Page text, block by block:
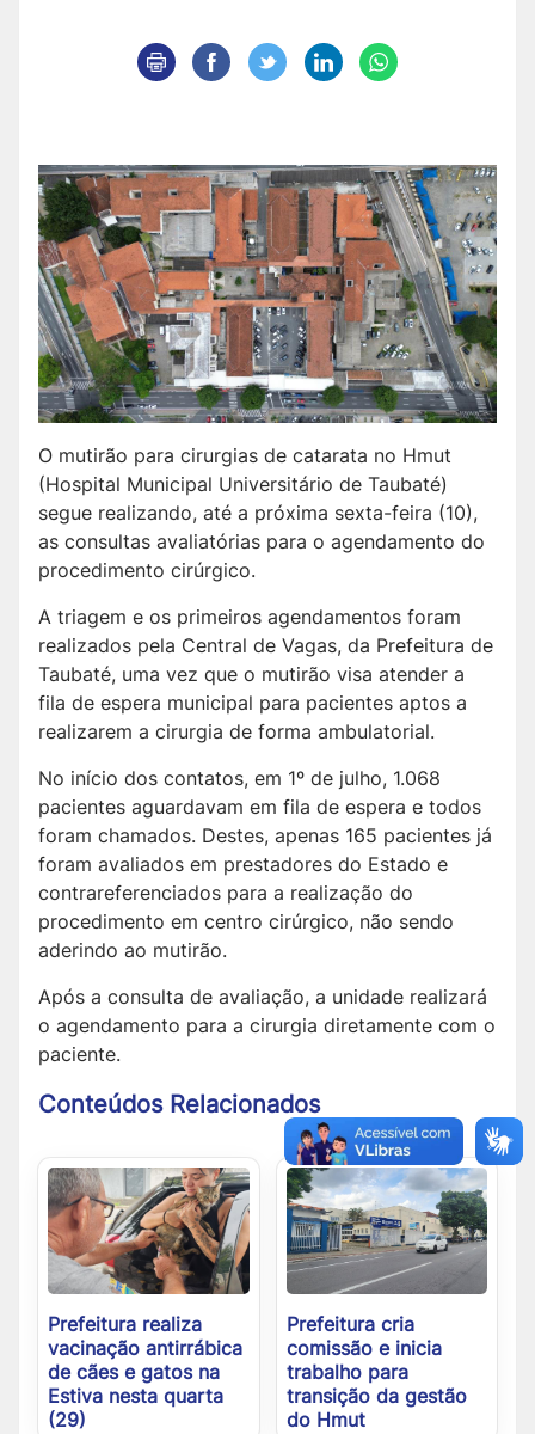
O mutirão para cirurgias de catarata no Hmut
(Hospital Municipal Universitário de Taubaté)
segue realizando, até a próxima sexta-feira (10),
as consultas avaliatórias para o agendamento do
procedimento cirúrgico.
A triagem e os primeiros agendamentos foram
realizados pela Central de Vagas, da Prefeitura de
Taubaté, uma vez que o mutirão visa atender a
fila de espera municipal para pacientes aptos a
realizarem a cirurgia de forma ambulatorial.
No início dos contatos, em 1º de julho, 1.068
pacientes aguardavam em fila de espera e todos
foram chamados. Destes, apenas 165 pacientes já
foram avaliados em prestadores do Estado e
contrareferenciados para a realização do
procedimento em centro cirúrgico, não sendo
aderindo ao mutirão.
Após a consulta de avaliação, a unidade realizará
o agendamento para a cirurgia diretamente com o
paciente.
Conteúdos Relacionados
Prefeitura realiza
vacinação antirrábica
de cães e gatos na
Estiva nesta quarta
(29)
Prefeitura cria
comissão e inicia
trabalho para
transição da gestão
do Hmut